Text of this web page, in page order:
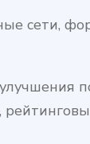
сети,